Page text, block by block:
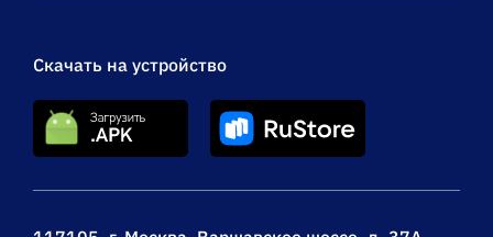
Скачать на устройство